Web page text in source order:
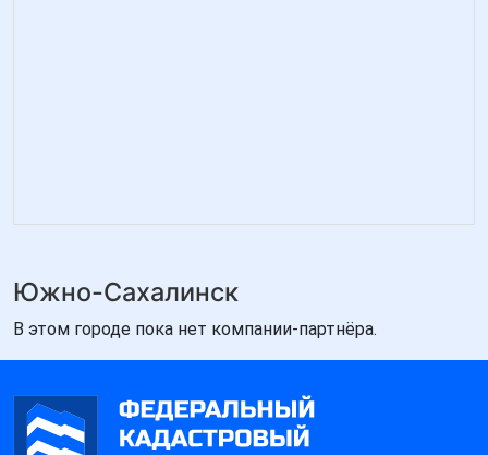
Южно-Сахалинск
В этом городе пока нет компании-партнёра.